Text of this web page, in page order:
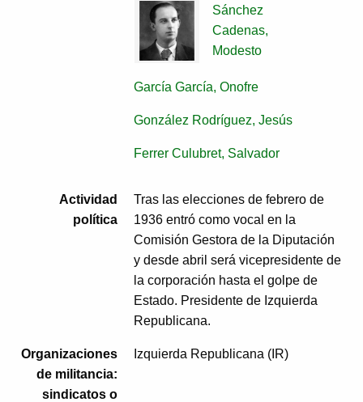
Sánchez
Cadenas,
Modesto
García García, Onofre
González Rodríguez, Jesús
Ferrer Culubret, Salvador
Actividad
política
Tras las elecciones de febrero de
1936 entró como vocal en la
Comisión Gestora de la Diputación
y desde abril será vicepresidente de
la corporación hasta el golpe de
Estado. Presidente de Izquierda
Republicana.
Organizaciones
de militancia:
sindicatos o
Izquierda Republicana (IR)